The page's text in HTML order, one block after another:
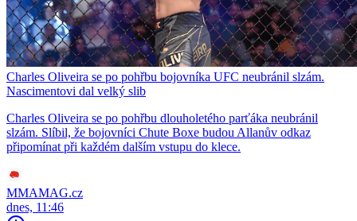
Charles Oliveira se po pohřbu bojovníka UFC neubránil slzám.
Nascimentovi dal velký slib
Charles Oliveira se po pohřbu dlouholetého parťáka neubránil
slzám. Slíbil, že bojovníci Chute Boxe budou Allanův odkaz
připomínat při každém dalším vstupu do klece.
MMAMAG.cz
dnes, 11:46